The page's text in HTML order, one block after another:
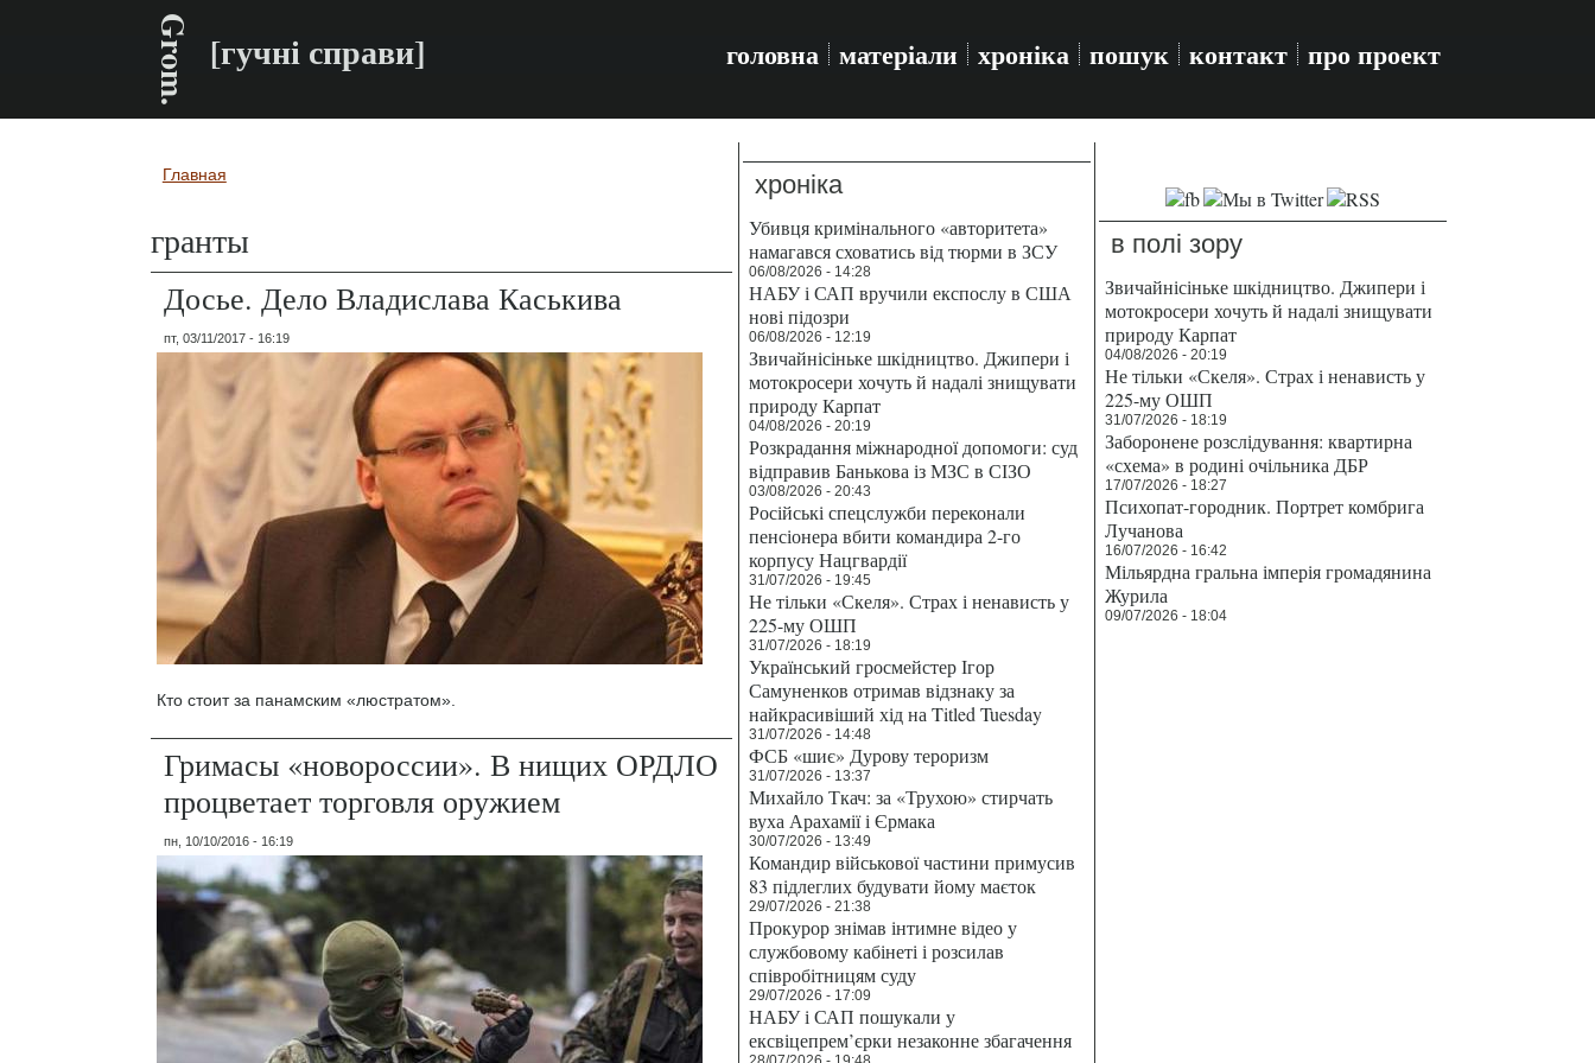
Grom. [гучні справи] головна матеріали хроніка пошук контакт про проект
Вы здесь
Главная
гранты
Досье. Дело Владислава Каськива
пт, 03/11/2017 - 16:19
Кто стоит за панамским «люстратом».
Гримасы «новороссии». В нищих ОРДЛО
процветает торговля оружием
пн, 10/10/2016 - 16:19
хроніка
Убивця кримінального «авторитета»
намагався сховатись від тюрми в ЗСУ
06/08/2026 - 14:28
НАБУ і САП вручили експослу в США
нові підозри
06/08/2026 - 12:19
Звичайнісіньке шкідництво. Джипери і
мотокросери хочуть й надалі знищувати
природу Карпат
04/08/2026 - 20:19
Розкрадання міжнародної допомоги: суд
відправив Банькова із МЗС в СІЗО
03/08/2026 - 20:43
Російські спецслужби переконали
пенсіонера вбити командира 2-го
корпусу Нацгвардії
31/07/2026 - 19:45
Не тільки «Скеля». Страх і ненависть у
225-му ОШП
31/07/2026 - 18:19
Український гросмейстер Ігор
Самуненков отримав відзнаку за
найкрасивіший хід на Titled Tuesday
31/07/2026 - 14:48
ФСБ «шиє» Дурову тероризм
31/07/2026 - 13:37
Михайло Ткач: за «Трухою» стирчать
вуха Арахамії і Єрмака
30/07/2026 - 13:49
Командир військової частини примусив
83 підлеглих будувати йому маєток
29/07/2026 - 21:38
Прокурор знімав інтимне відео у
службовому кабінеті і розсилав
співробітницям суду
29/07/2026 - 17:09
НАБУ і САП пошукали у
ексвіцепрем’єрки незаконне збагачення
в полі зору
Звичайнісіньке шкідництво. Джипери і
мотокросери хочуть й надалі знищувати
природу Карпат
04/08/2026 - 20:19
Не тільки «Скеля». Страх і ненависть у
225-му ОШП
31/07/2026 - 18:19
Заборонене розслідування: квартирна
«схема» в родині очільника ДБР
17/07/2026 - 18:27
Психопат-городник. Портрет комбрига
Лучанова
16/07/2026 - 16:42
Мільярдна гральна імперія громадянина
Журила
09/07/2026 - 18:04